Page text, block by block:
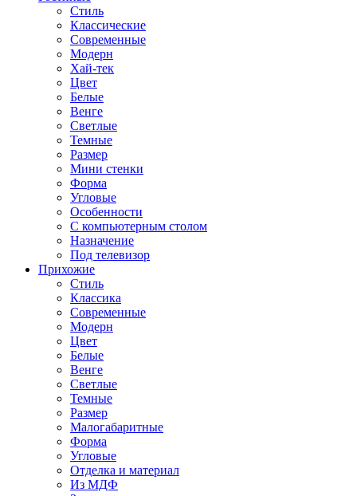
Стиль
Классические
Современные
Модерн
Хай-тек
Цвет
Белые
Венге
Светлые
Темные
Размер
Мини стенки
Форма
Угловые
Особенности
С компьютерным столом
Назначение
Под телевизор
Прихожие
Стиль
Классика
Современные
Модерн
Цвет
Белые
Венге
Светлые
Темные
Размер
Малогабаритные
Форма
Угловые
Отделка и материал
Из МДФ